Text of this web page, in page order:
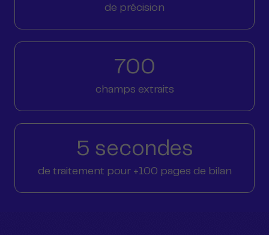
de précision
700
champs extraits
5 secondes
de traitement pour +100 pages de bilan